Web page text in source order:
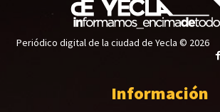
Periódico digital de la ciudad de Yecla © 2026
Información